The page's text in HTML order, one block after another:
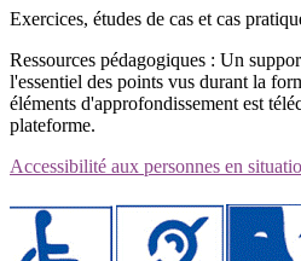
Exercices, études de cas et cas
Ressources pédagogiques : Un
l'essentiel des points vus durant la
éléments d'approfondissement est
plateforme.
Accessibilité aux personnes en